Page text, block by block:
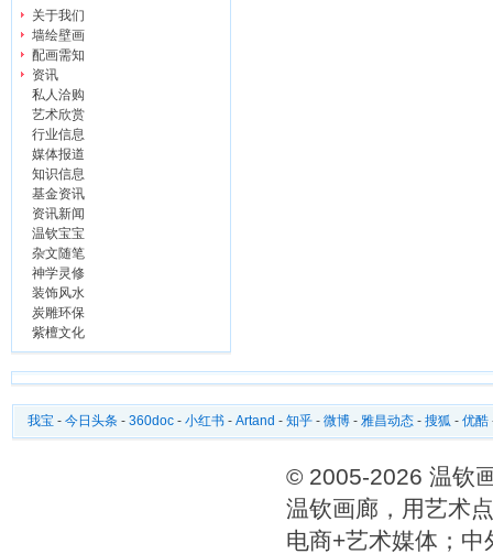
关于我们
墙绘壁画
配画需知
资讯
私人洽购
艺术欣赏
行业信息
媒体报道
知识信息
基金资讯
资讯新闻
温钦宝宝
杂文随笔
神学灵修
装饰风水
炭雕环保
紫檀文化
我宝 - 今日头条 - 360doc - 小红书 - Artand - 知乎 - 微博 - 雅昌动态 - 搜狐 - 优酷
© 2005-2026 温钦
温钦画廊，用艺术
电商+艺术媒体；